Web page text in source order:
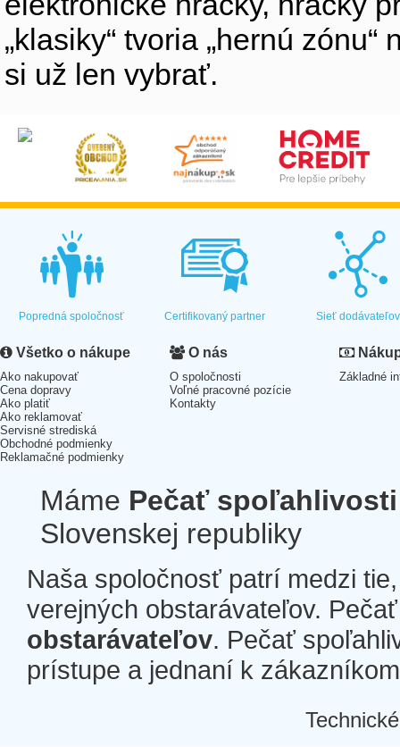
„klasiky“ tvoria „hernú
si už len vybrať.
Popredná spoločnosť Certifikovaný partner Sieť dodávateľov
Všetko o nákupe
Ako nakupovať
Cena dopravy
Ako platiť
Ako reklamovať
Servisné strediská
Obchodné podmienky
Reklamačné podmienky
O nás
O spoločnosti
Voľné pracovné pozície
Kontakty
Základné
Máme Pečať spoľahlivosti
Slovenskej republiky
Naša spoločnosť patrí medzi
verejných obstarávateľov.
obstarávateľov. Pečať
prístupe a jednaní k